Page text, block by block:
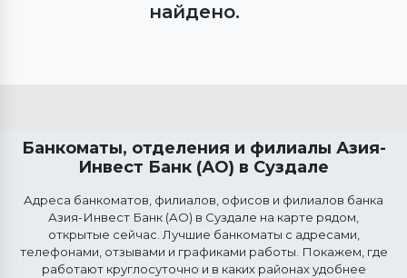
найдено.
Банкоматы, отделения и филиалы Азия-
Инвест Банк (АО) в Суздале
Адреса банкоматов, филиалов, офисов и филиалов банка
Азия-Инвест Банк (АО) в Суздале на карте рядом,
открытые сейчас. Лучшие банкоматы с адресами,
телефонами, отзывами и графиками работы. Покажем, где
работают круглосуточно и в каких районах удобнее